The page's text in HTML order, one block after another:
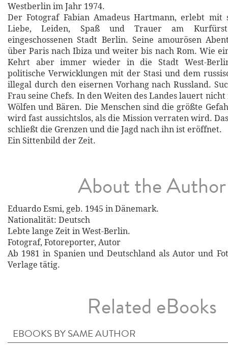
Westberlin im Jahr 1974.
Der Fotograf Fabian Amadeus Hartmann, erlebt mit
Liebe, Leiden, Spaß und Trauer am
eingeschossenen Stadt Berlin. Seine amourösen
über Paris nach Ibiza und weiter bis nach Rom. Wie
Kehrt aber immer wieder in die Stadt West-
politische Verwicklungen mit der Stasi und dem
illegal durch den eisernen Vorhang nach Russland.
Frau seine Chefs. In den Weiten des Landes lauert
Wölfen und Bären. Die Menschen sind die größte
wird fast aussichtslos, als die Mission verraten wird.
schließt die Grenzen und die Jagd nach ihn ist eröffnet.
Ein Sittenbild der Zeit.
About the Author
Eduardo Esmi, geb. 1945 in Dänemark.
Nationalität: Deutsch
Lebte lange Zeit in West-Berlin.
Fotograf, Fotoreporter, Autor
Ab 1981 in Spanien und Deutschland als Autor und
Verlage tätig.
Related eBooks
EBOOKS BY SAME AUTHOR